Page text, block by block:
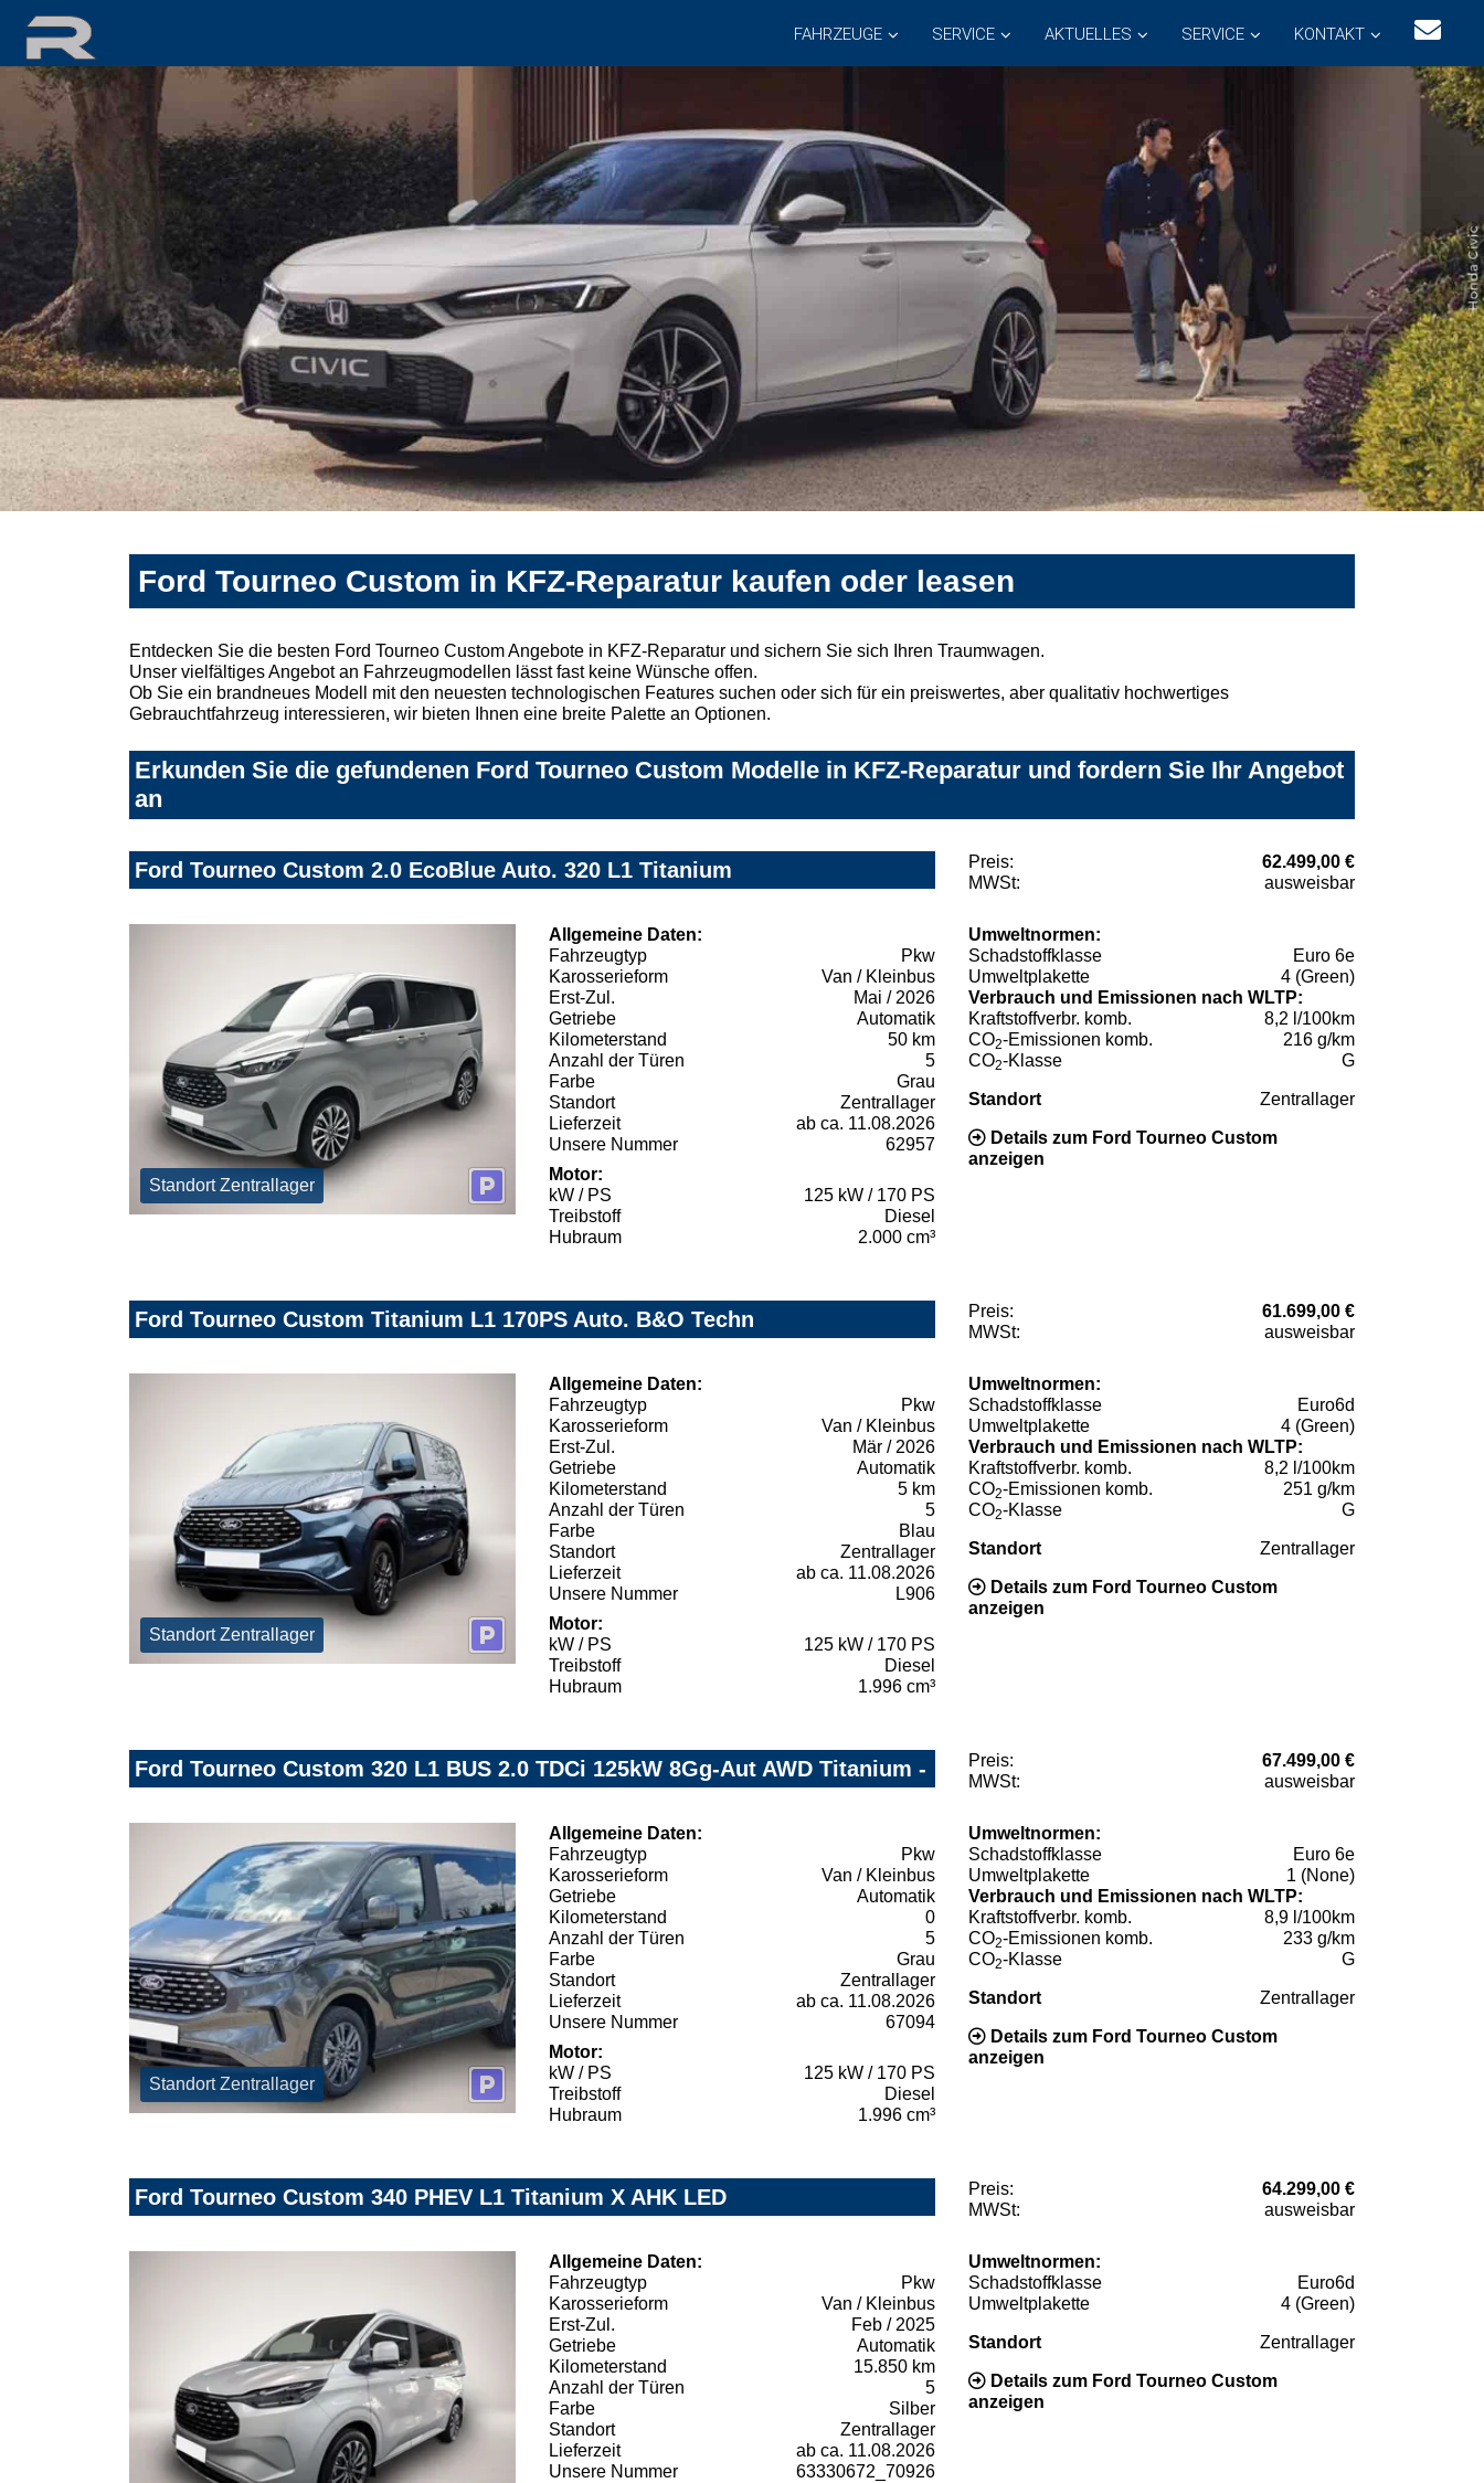
FAHRZEUGE SERVICE AKTUELLES SERVICE KONTAKT
Ford Tourneo Custom in KFZ-Reparatur kaufen oder leasen
Entdecken Sie die besten Ford Tourneo Custom Angebote in KFZ-Reparatur und sichern Sie sich Ihren Traumwagen.
Unser vielfältiges Angebot an Fahrzeugmodellen lässt fast keine Wünsche offen.
Ob Sie ein brandneues Modell mit den neuesten technologischen Features suchen oder sich für ein preiswertes, aber qualitativ hochwertiges
Gebrauchtfahrzeug interessieren, wir bieten Ihnen eine breite Palette an Optionen.
Erkunden Sie die gefundenen Ford Tourneo Custom Modelle in KFZ-Reparatur und fordern Sie Ihr Angebot
an
Ford Tourneo Custom 2.0 EcoBlue Auto. 320 L1 Titanium Preis:
62.499,00 €
MWSt:
ausweisbar
Standort Zentrallager
Allgemeine Daten:
Fahrzeugtyp
Pkw
Karosserieform
Van / Kleinbus
Erst-Zul.
Mai / 2026
Getriebe
Automatik
Kilometerstand
50 km
Anzahl der Türen
5
Farbe
Grau
Standort
Zentrallager
Lieferzeit
ab ca. 11.08.2026
Unsere Nummer
62957
Motor:
kW / PS
125 kW / 170 PS
Treibstoff
Diesel
Hubraum
2.000 cm³
Umweltnormen:
Schadstoffklasse
Euro 6e
Umweltplakette
4 (Green)
Verbrauch und Emissionen nach WLTP:
Kraftstoffverbr. komb.
8,2 l/100km
CO2-Emissionen komb.
216 g/km
CO2-Klasse G
Standort Zentrallager
Details zum Ford Tourneo Custom
anzeigen
Ford Tourneo Custom Titanium L1 170PS Auto. B&O Techn Preis:
61.699,00 €
MWSt:
ausweisbar
Standort Zentrallager
Allgemeine Daten:
Fahrzeugtyp
Pkw
Karosserieform
Van / Kleinbus
Erst-Zul.
Mär / 2026
Getriebe
Automatik
Kilometerstand
5 km
Anzahl der Türen
5
Farbe
Blau
Standort
Zentrallager
Lieferzeit
ab ca. 11.08.2026
Unsere Nummer
L906
Motor:
kW / PS
125 kW / 170 PS
Treibstoff
Diesel
Hubraum
1.996 cm³
Umweltnormen:
Schadstoffklasse
Euro6d
Umweltplakette
4 (Green)
Verbrauch und Emissionen nach WLTP:
Kraftstoffverbr. komb.
8,2 l/100km
CO2-Emissionen komb.
251 g/km
CO2-Klasse G
Standort Zentrallager
Details zum Ford Tourneo Custom
anzeigen
Ford Tourneo Custom 320 L1 BUS 2.0 TDCi 125kW 8Gg-Aut AWD Titanium - Preis:
67.499,00 €
MWSt:
ausweisbar
Standort Zentrallager
Allgemeine Daten:
Fahrzeugtyp
Pkw
Karosserieform
Van / Kleinbus
Getriebe
Automatik
Kilometerstand
0
Anzahl der Türen
5
Farbe
Grau
Standort
Zentrallager
Lieferzeit
ab ca. 11.08.2026
Unsere Nummer
67094
Motor:
kW / PS
125 kW / 170 PS
Treibstoff
Diesel
Hubraum
1.996 cm³
Umweltnormen:
Schadstoffklasse
Euro 6e
Umweltplakette
1 (None)
Verbrauch und Emissionen nach WLTP:
Kraftstoffverbr. komb.
8,9 l/100km
CO2-Emissionen komb.
233 g/km
CO2-Klasse G
Standort Zentrallager
Details zum Ford Tourneo Custom
anzeigen
Ford Tourneo Custom 340 PHEV L1 Titanium X AHK LED Preis:
64.299,00 €
MWSt:
ausweisbar
Allgemeine Daten:
Fahrzeugtyp
Pkw
Karosserieform
Van / Kleinbus
Erst-Zul.
Feb / 2025
Getriebe
Automatik
Kilometerstand
15.850 km
Anzahl der Türen
5
Farbe
Silber
Standort
Zentrallager
Lieferzeit
ab ca. 11.08.2026
Unsere Nummer
63330672_70926
Umweltnormen:
Schadstoffklasse
Euro6d
Umweltplakette
4 (Green)
Standort Zentrallager
Details zum Ford Tourneo Custom
anzeigen